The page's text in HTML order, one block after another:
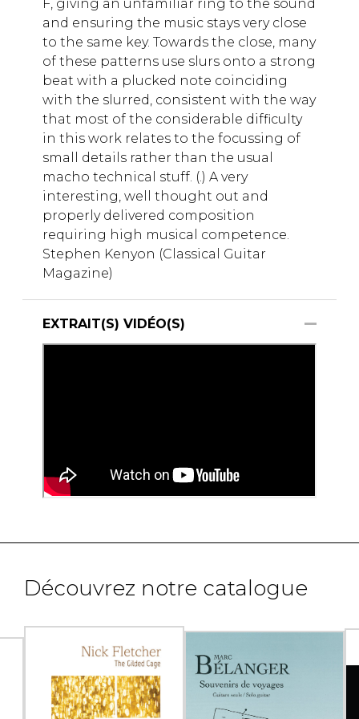
F, giving an unfamiliar ring to the sound
and ensuring the music stays very close
to the same key. Towards the close, many
of these patterns use slurs onto a strong
beat with a plucked note coinciding
with the slurred, consistent with the way
that most of the considerable difficulty
in this work relates to the focussing of
small details rather than the usual
macho technical stuff. (.) A very
interesting, well thought out and
properly delivered composition
requiring high musical competence.
Stephen Kenyon (Classical Guitar
Magazine)
EXTRAIT(S) VIDÉO(S)
Découvrez notre catalogue